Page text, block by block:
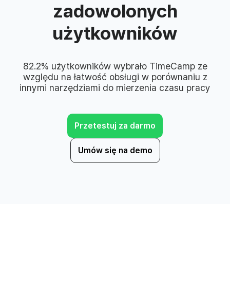
zadowolonych
użytkowników
82.2% użytkowników wybrało TimeCamp ze
względu na łatwość obsługi w porównaniu z
innymi narzędziami do mierzenia czasu pracy
Przetestuj za darmo
Umów się na demo